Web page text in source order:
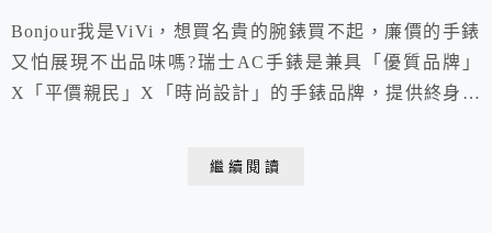
Bonjour我是ViVi，想買名貴的腕錶買不起，廉價的手錶
又怕展現不出品味嗎?瑞士AC手錶是兼具「優質品牌」
X「平價親民」X「時尚設計」的手錶品牌，提供終身免
繼續閱讀